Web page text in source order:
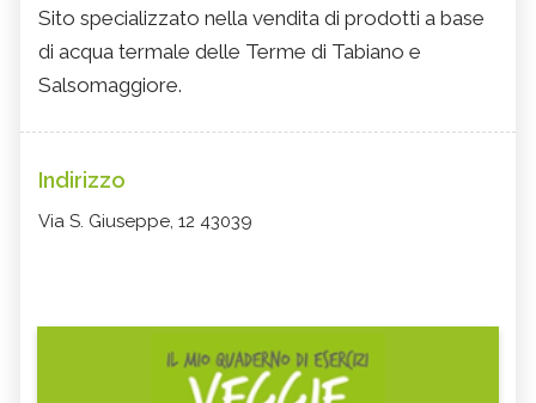
Sito specializzato nella vendita di prodotti a base
di acqua termale delle Terme di Tabiano e
Salsomaggiore.
Indirizzo
Via S. Giuseppe, 12 43039